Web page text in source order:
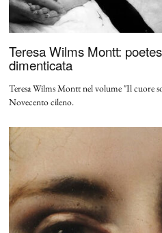
Teresa Wilms Montt:
dimenticata
Teresa Wilms Montt nel volume "Il cuore
Novecento cileno.